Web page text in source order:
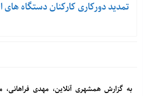
تمدید دورکاری کارکنان دستگاه های
به گزارش همشهری آنلاین، مهدی فراهانی،